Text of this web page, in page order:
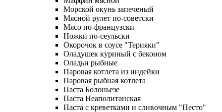
Морской окунь запеченый
Мясной рулет по-советски
Мясо по-французски
Ножки по-сеульски
Окорочок в соусе "Терияки"
Оладушек куриный с беконом
Оладьи рыбные
Паровая котлета из индейки
Паровая рыбная котлета
Паста Болоньезе
Паста Неаполитанская
Паста с креветками и сливочным "Песто"